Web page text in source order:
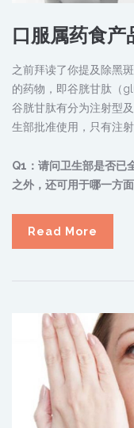
口服属药食产
之前拜读了你提及除黑
的药物，即谷胱甘肽（
谷胱甘肽有分为注射型
生部批准使用，只有注射
Q1：请问卫生部是否已
之外，还可用于哪一方
Read More